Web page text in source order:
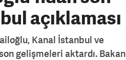
açıklaması
Kanal İstanbul ve
gelişmeleri aktardı. Bakan